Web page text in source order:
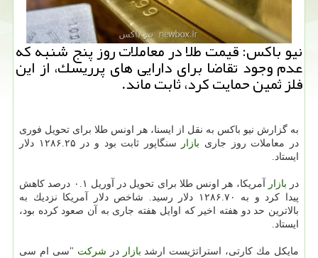
نیو باكس: قیمت طلا در معاملات روز پنج شنبه كه
عدم وجود تقاضا برای دارایی های پرریسك، از این
فلز ثمین حمایت كرد، ثابت ماند.
به گزارش نیو باكس به نقل از ایسنا، هر اونس طلا برای تحویل فوری
در معاملات روز جاری بازار
سنگاپور ثابت بود و در ۱۲۸۶.۲۵ دلار
ایستاد.
در بازار
آمریكا، هر اونس طلا برای تحویل در آوریل ۰.۱ درصد كاهش
پیدا كرد و به ۱۲۸۶.۷۰ دلار رسید. شاخص دلار آمریكا نزدیك به
بالاترین حد دو هفته اخیر كه اوایل هفته جاری به آن صعود كرده بود،
ایستاد.
مایكل مك كارتی، استراتژیست ارشد بازار در شركت "سی ام سی